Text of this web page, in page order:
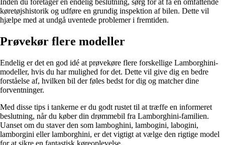
Inden du foretager en endelig beslutning, sørg for at få en omfattende
køretøjshistorik og udføre en grundig inspektion af bilen. Dette vil
hjælpe med at undgå uventede problemer i fremtiden.
Prøvekør flere modeller
Endelig er det en god idé at prøvekøre flere forskellige Lamborghini-
modeller, hvis du har mulighed for det. Dette vil give dig en bedre
forståelse af, hvilken bil der føles bedst for dig og matcher dine
forventninger.
Med disse tips i tankerne er du godt rustet til at træffe en informeret
beslutning, når du køber din drømmebil fra Lamborghini-familien.
Uanset om du staver den som lamboghini, lambogini, labogini,
lamborgini eller lamborghini, er det vigtigt at vælge den rigtige model
for at sikre en fantastisk køreoplevelse.